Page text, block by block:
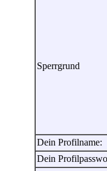
Sperrgrund
Dein Profilname:
Dein